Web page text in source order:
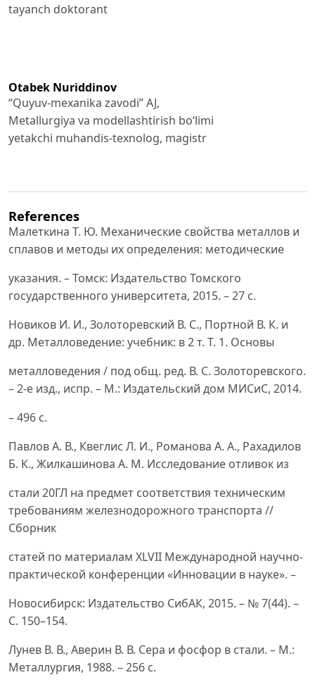
tayanch doktorant
Otabek Nuriddinov
“Quyuv-mexanika zavodi” AJ,
Metallurgiya va modellashtirish bo‘limi
yetakchi muhandis-texnolog, magistr
References
Малеткина Т. Ю. Механические свойства металлов и
сплавов и методы их определения: методические
указания. – Томск: Издательство Томского
государственного университета, 2015. – 27 с.
Новиков И. И., Золоторевский В. С., Портной В. К. и
др. Металловедение: учебник: в 2 т. Т. 1. Основы
металловедения / под общ. ред. В. С. Золоторевского.
– 2-е изд., испр. – М.: Издательский дом МИСиС, 2014.
– 496 с.
Павлов А. В., Квеглис Л. И., Романова А. А., Рахадилов
Б. К., Жилкашинова А. М. Исследование отливок из
стали 20ГЛ на предмет соответствия техническим
требованиям железнодорожного транспорта //
Сборник
статей по материалам XLVII Международной научно-
практической конференции «Инновации в науке». –
Новосибирск: Издательство СибАК, 2015. – № 7(44). –
С. 150–154.
Лунев В. В., Аверин В. В. Сера и фосфор в стали. – М.:
Металлургия, 1988. – 256 с.